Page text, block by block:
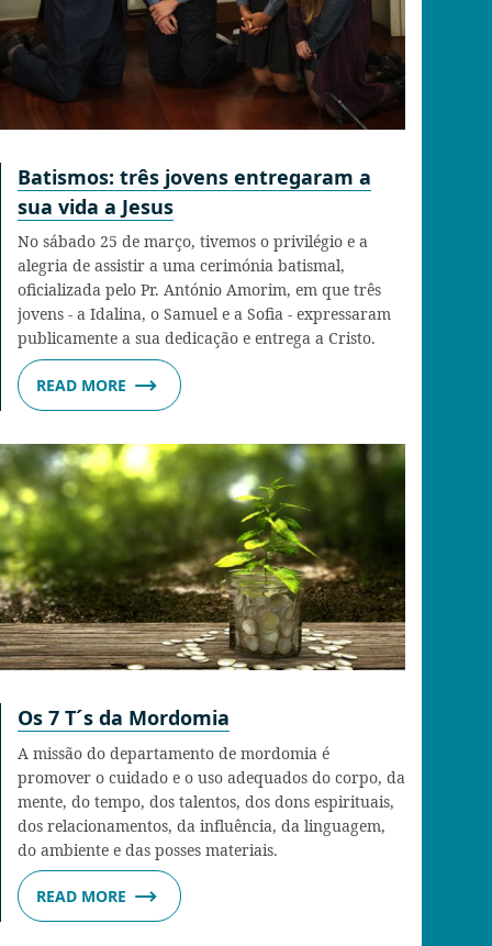
Batismos: três jovens entregaram a
sua vida a Jesus
No sábado 25 de março, tivemos o privilégio e a
alegria de assistir a uma cerimónia batismal,
oficializada pelo Pr. António Amorim, em que três
jovens - a Idalina, o Samuel e a Sofia - expressaram
publicamente a sua dedicação e entrega a Cristo.
READ MORE
Os 7 T´s da Mordomia
A missão do departamento de mordomia é
promover o cuidado e o uso adequados do corpo, da
mente, do tempo, dos talentos, dos dons espirituais,
dos relacionamentos, da influência, da linguagem,
do ambiente e das posses materiais.
READ MORE